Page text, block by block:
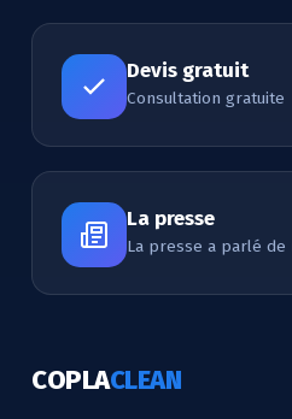
Devis gratuit
Consultation gratuite
La presse
La presse a parlé de
COPLACLEAN